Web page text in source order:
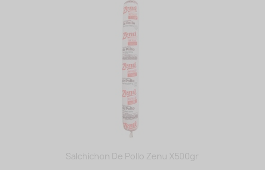
Salchichon De Pollo Zenu X500gr